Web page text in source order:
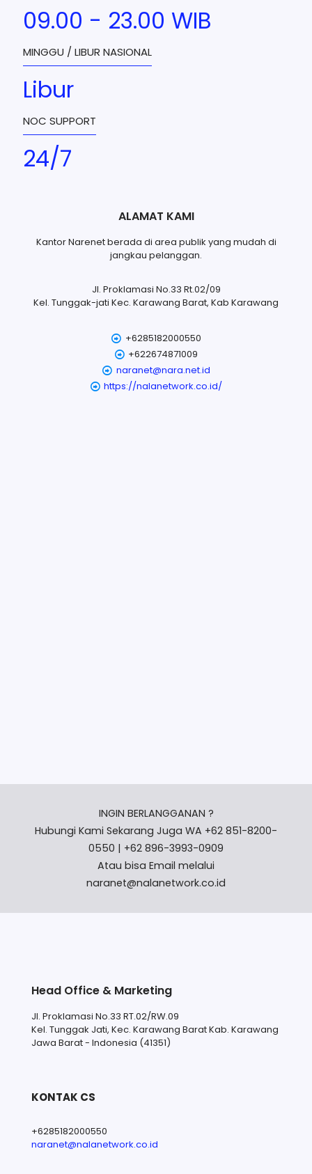
09.00 - 23.00 WIB
MINGGU / LIBUR NASIONAL
Libur
NOC SUPPORT
24/7
ALAMAT KAMI
Kantor Narenet berada di area publik yang mudah di
jangkau pelanggan.
Jl. Proklamasi No.33 Rt.02/09
Kel. Tunggak-jati Kec. Karawang Barat, Kab Karawang
+6285182000550
+622674871009
naranet@nara.net.id
https://nalanetwork.co.id/
INGIN BERLANGGANAN ?
Hubungi Kami Sekarang Juga WA +62 851-8200-
0550 | +62 896-3993-0909
Atau bisa Email melalui
naranet@nalanetwork.co.id
Head Office & Marketing
Jl. Proklamasi No.33 RT.02/RW.09
Kel. Tunggak Jati, Kec. Karawang Barat Kab. Karawang
Jawa Barat - Indonesia (41351)
KONTAK CS
+6285182000550
naranet@nalanetwork.co.id